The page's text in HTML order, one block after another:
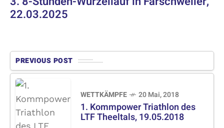
22.03.2025
PREVIOUS POST
WETTKÄMPFE 20 Mai, 2018
1. Kommpower Triathlon des
LTF Theeltals, 19.05.2018